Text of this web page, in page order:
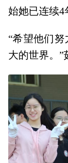
始她已连续4
“希望他们
大的世界。”